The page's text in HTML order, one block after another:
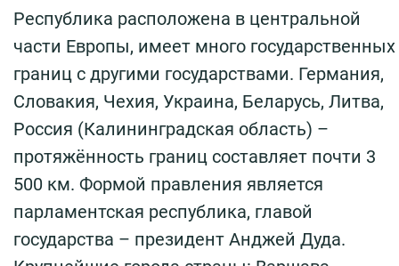
Республика расположена в центральной
части Европы, имеет много государственных
границ с другими государствами. Германия,
Словакия, Чехия, Украина, Беларусь, Литва,
Россия (Калининградская область) –
протяжённость границ составляет почти 3
500 км. Формой правления является
парламентская республика, главой
государства – президент Анджей Дуда.